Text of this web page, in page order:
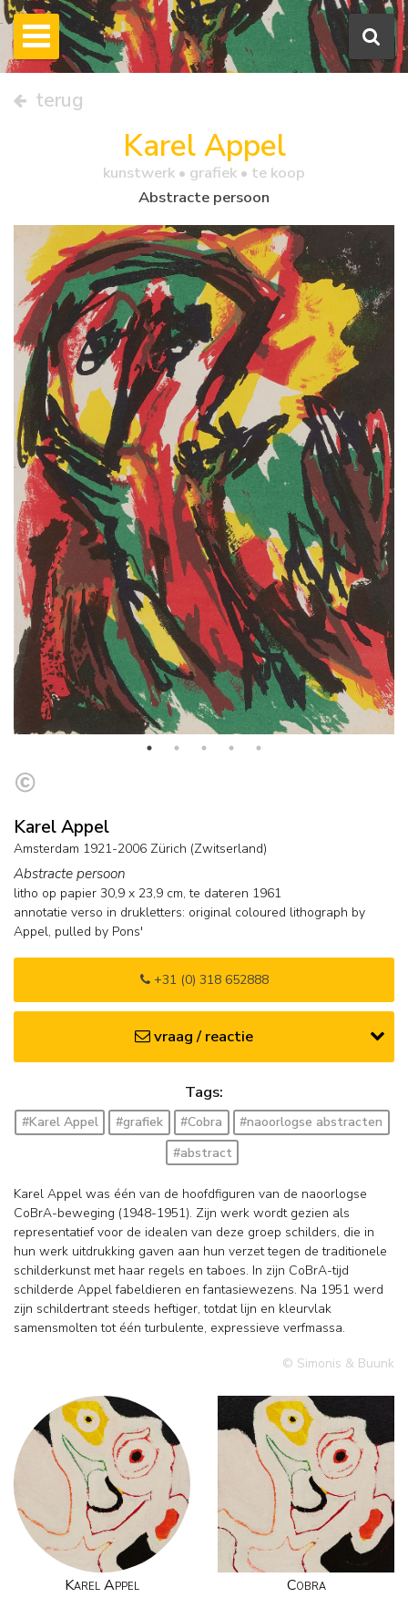
terug
Karel Appel
kunstwerk • grafiek • te koop
Abstracte persoon
Karel Appel
Amsterdam 1921-2006 Zürich (Zwitserland)
Abstracte persoon
litho op papier 30,9 x 23,9 cm,te dateren 1961
annotatie verso in drukletters: original coloured lithograph by
Appel, pulled by Pons'
+31 (0) 318 652888
vraag / reactie
Tags:
#Karel Appel #grafiek #Cobra
#naoorlogse abstracten
#abstract
Karel Appel was één van de hoofdfiguren van de naoorlogse
CoBrA-beweging (1948-1951). Zijn werk wordt gezien als
representatief voor de idealen van deze groep schilders, die in
hun werk uitdrukking gaven aan hun verzet tegen de traditionele
schilderkunst met haar regels en taboes. In zijn CoBrA-tijd
schilderde Appel fabeldieren en fantasiewezens. Na 1951 werd
zijn schildertrant steeds heftiger, totdat lijn en kleurvlak
samensmolten tot één turbulente, expressieve verfmassa.
© Simonis & Buunk
Karel Appel Cobra